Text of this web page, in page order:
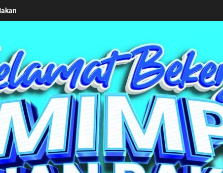
Masyarakat: Pemkab Simalungun Sambut Baik Investor di